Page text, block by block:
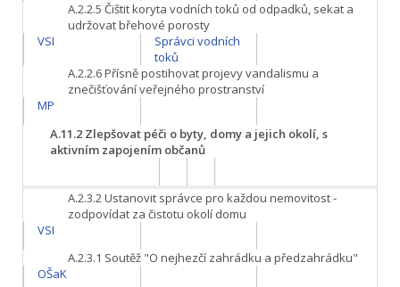
A.2.2.5 Čištit koryta vodních toků od odpadků, sekat a
udržovat břehové porosty
VSI
Správci vodních
toků
A.2.2.6Přísně postihovat projevy vandalismu a
znečišťování veřejného prostranství
MP
A.11.2 Zlepšovat péči o byty, domy a jejich okolí, s
aktivním zapojením občanů
A.2.3.2Ustanovit správce pro každou nemovitost -
zodpovídat za čistotu okolí domu
VSI
A.2.3.1 Soutěž "O nejhezčí zahrádku a předzahrádku"
OŠaK